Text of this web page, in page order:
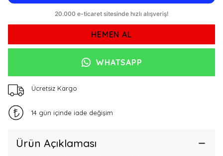
HEMEN AL
WHATSAPP
Ücretsiz Kargo
14 gün içinde iade değişim
Ürün Açıklaması